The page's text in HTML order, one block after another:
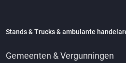
Stands & Trucks & ambulante
Gemeenten & Vergunningen